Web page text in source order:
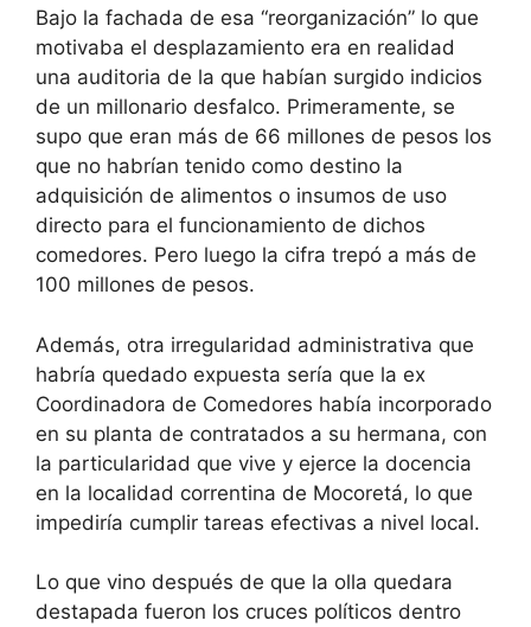
Bajo la fachada de esa “reorganización” lo que
motivaba el desplazamiento era en realidad
una auditoria de la que habían surgido indicios
de un millonario desfalco. Primeramente, se
supo que eran más de 66 millones de pesos los
que no habrían tenido como destino la
adquisición de alimentos o insumos de uso
directo para el funcionamiento de dichos
comedores. Pero luego la cifra trepó a más de
100 millones de pesos.
Además, otra irregularidad administrativa que
habría quedado expuesta sería que la ex
Coordinadora de Comedores había incorporado
en su planta de contratados a su hermana, con
la particularidad que vive y ejerce la docencia
en la localidad correntina de Mocoretá, lo que
impediría cumplir tareas efectivas a nivel local.
Lo que vino después de que la olla quedara
destapada fueron los cruces políticos dentro